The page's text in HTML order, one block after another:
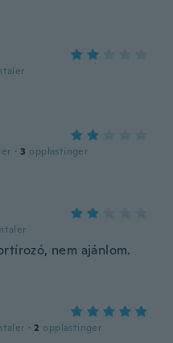
· 3 opplastinger
nem ajánlom.
· 2 opplastinger